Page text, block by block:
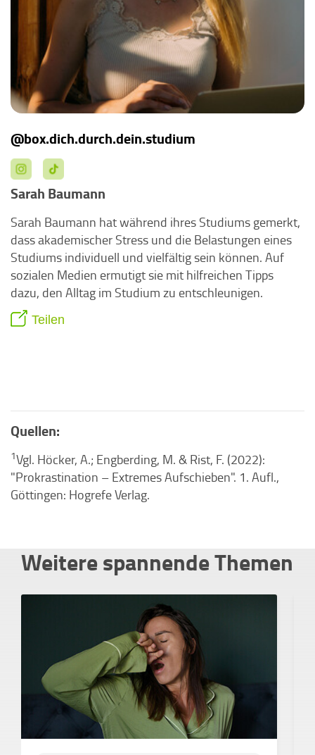
@box.dich.durch.dein.studium
Sarah Baumann
Sarah Baumann hat während ihres Studiums gemerkt,
dass akademischer Stress und die Belastungen eines
Studiums individuell und vielfältig sein können. Auf
sozialen Medien ermutigt sie mit hilfreichen Tipps
dazu, den Alltag im Studium zu entschleunigen.
Teilen
Quellen:
1Vgl. Höcker, A.; Engberding, M. & Rist, F. (2022):
"Prokrastination – Extremes Aufschieben". 1. Aufl.,
Göttingen: Hogrefe Verlag.
Weitere spannende Themen